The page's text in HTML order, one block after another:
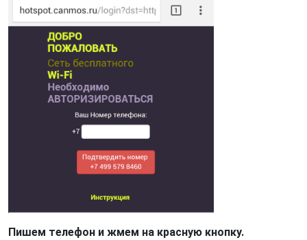
Пишем телефон и жмем на красную кнопку.